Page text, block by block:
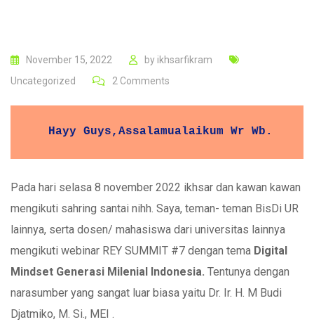
November 15, 2022 by ikhsarfikram
Uncategorized
2 Comments
Hayy Guys,Assalamualaikum Wr Wb.
Pada hari selasa 8 november 2022 ikhsar dan kawan kawan
mengikuti sahring santai nihh. Saya, teman- teman BisDi UR
lainnya, serta dosen/ mahasiswa dari universitas lainnya
mengikuti webinar REY SUMMIT #7 dengan tema Digital
Mindset Generasi Milenial Indonesia. Tentunya dengan
narasumber yang sangat luar biasa yaitu Dr. Ir. H. M Budi
Djatmiko, M. Si., MEI .